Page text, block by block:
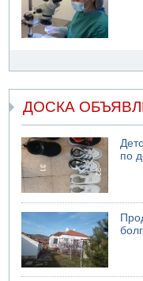
ДОСКА
по